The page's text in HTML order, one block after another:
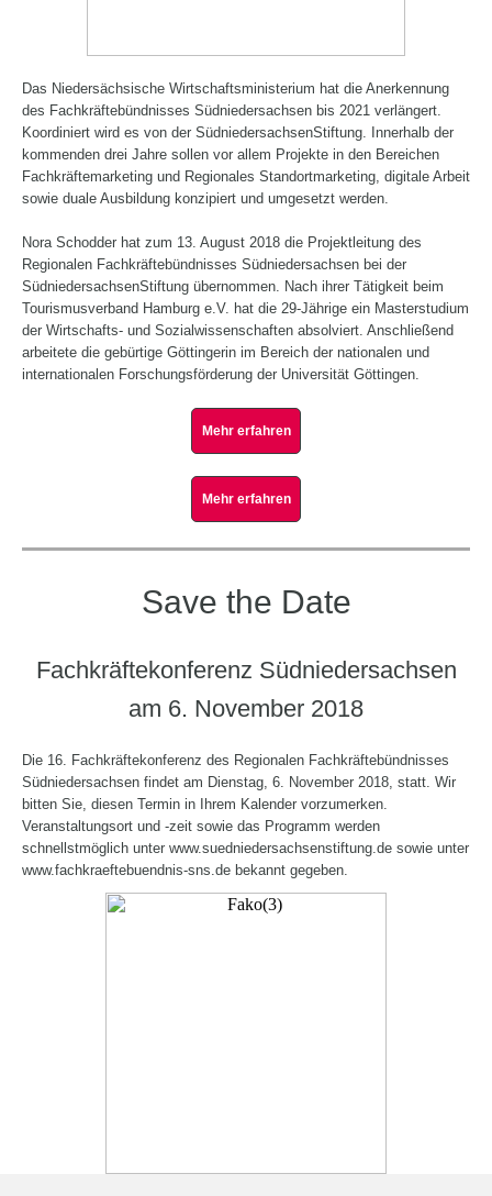
Das Niedersächsische Wirtschaftsministerium hat die Anerkennung
des Fachkräftebündnisses Südniedersachsen bis 2021 verlängert.
Koordiniert wird es von der SüdniedersachsenStiftung. Innerhalb der
kommenden drei Jahre sollen vor allem Projekte in den Bereichen
Fachkräftemarketing und Regionales Standortmarketing, digitale Arbeit
sowie duale Ausbildung konzipiert und umgesetzt werden.
Nora Schodder hat zum 13. August 2018 die Projektleitung des
Regionalen Fachkräftebündnisses Südniedersachsen bei der
SüdniedersachsenStiftung übernommen. Nach ihrer Tätigkeit beim
Tourismusverband Hamburg e.V. hat die 29-Jährige ein Masterstudium
der Wirtschafts- und Sozialwissenschaften absolviert. Anschließend
arbeitete die gebürtige Göttingerin im Bereich der nationalen und
internationalen Forschungsförderung der Universität Göttingen.
Mehr erfahren
Mehr erfahren
Save the Date
Fachkräftekonferenz Südniedersachsen
am 6. November 2018
Die 16. Fachkräftekonferenz des Regionalen Fachkräftebündnisses
Südniedersachsen findet am Dienstag, 6. November 2018, statt. Wir
bitten Sie, diesen Termin in Ihrem Kalender vorzumerken.
Veranstaltungsort und -zeit sowie das Programm werden
schnellstmöglich unter www.suedniedersachsenstiftung.de sowie unter
www.fachkraeftebuendnis-sns.de bekannt gegeben.